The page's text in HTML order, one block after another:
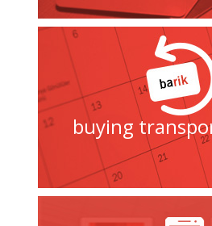
buying